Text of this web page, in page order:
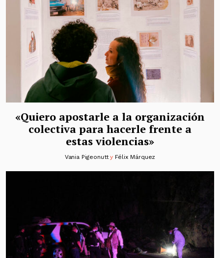
«Quiero apostarle a la organización
colectiva para hacerle frente a
estas violencias»
Vania Pigeonutty Félix Márquez